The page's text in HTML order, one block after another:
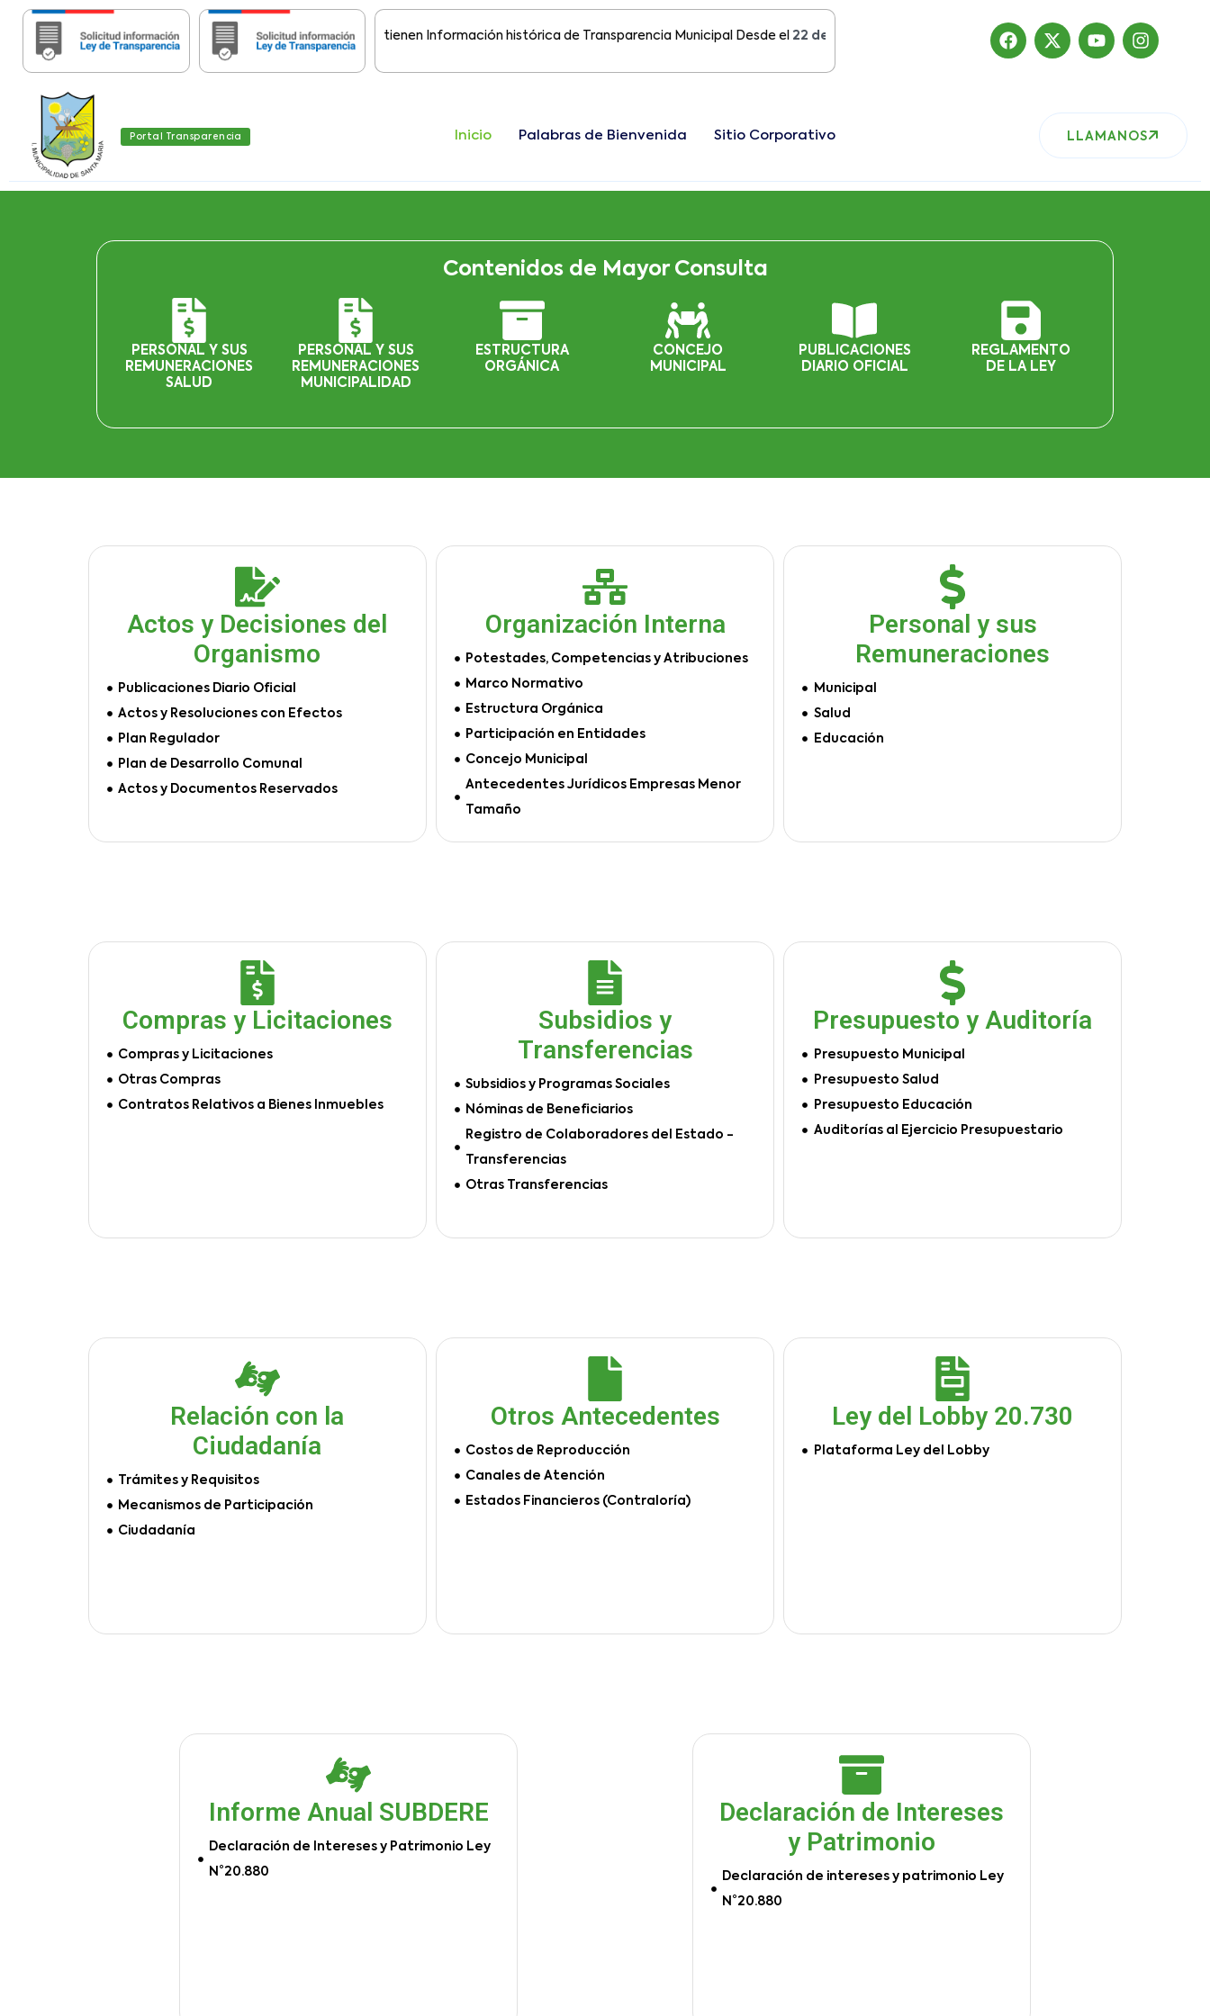
Importante:Estas páginas contienen Información histórica de Transparencia Municipal Desde el22 de Agosto del 2019 , nuestro sitio ha migrado
Portal Transparencia Inicio Palabras de Bienvenida Sitio Corporativo LLAMANOS
Contenidos de Mayor Consulta
PERSONAL Y SUS
REMUNERACIONES
SALUD
PERSONAL Y SUS
REMUNERACIONES
MUNICIPALIDAD
ESTRUCTURA
ORGÁNICA
CONCEJO
MUNICIPAL
PUBLICACIONES
DIARIO OFICIAL
REGLAMENTO
DE LA LEY
Actos y Decisiones del
Organismo
Publicaciones Diario Oficial
Actos y Resoluciones con Efectos
Plan Regulador
Plan de Desarrollo Comunal
Actos y Documentos Reservados
Organización Interna
Potestades, Competencias y Atribuciones
Marco Normativo
Estructura Orgánica
Participación en Entidades
Concejo Municipal
Antecedentes Jurídicos Empresas Menor
Tamaño
Personal y sus
Remuneraciones
Municipal
Salud
Educación
Compras y Licitaciones
Compras y Licitaciones
Otras Compras
Contratos Relativos a Bienes Inmuebles
Subsidios y
Transferencias
Subsidios y Programas Sociales
Nóminas de Beneficiarios
Registro de Colaboradores del Estado -
Transferencias
Otras Transferencias
Presupuesto y Auditoría
Presupuesto Municipal
Presupuesto Salud
Presupuesto Educación
Auditorías al Ejercicio Presupuestario
Relación con la
Ciudadanía
Trámites y Requisitos
Mecanismos de Participación
Ciudadanía
Otros Antecedentes
Costos de Reproducción
Canales de Atención
Estados Financieros (Contraloría)
Ley del Lobby 20.730
Plataforma Ley del Lobby
Informe Anual SUBDERE
Declaración de Intereses y Patrimonio Ley
N°20.880
Declaración de Intereses
y Patrimonio
Declaración de intereses y patrimonio Ley
N°20.880